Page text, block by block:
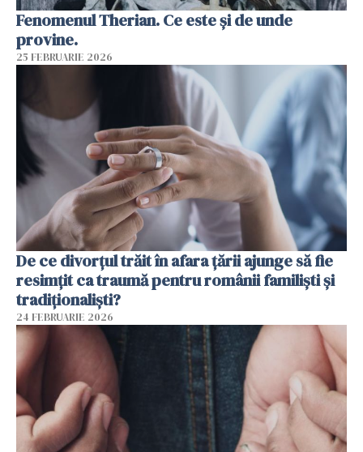
Fenomenul Therian. Ce este și de unde
provine.
25 FEBRUARIE 2026
De ce divorțul trăit în afara țării ajunge să fie
resimțit ca traumă pentru românii familiști și
tradiționaliști?
24 FEBRUARIE 2026